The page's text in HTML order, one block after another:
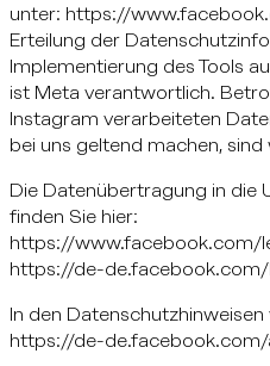
unter: https://
Erteilung der
Implementierung des Tools
ist Meta verantwortlich.
Instagram verarbeiteten
bei uns geltend machen,
Die Datenübertragung in die
finden Sie hier:
https://www.facebook.com/
https://de-
In den
https://de-